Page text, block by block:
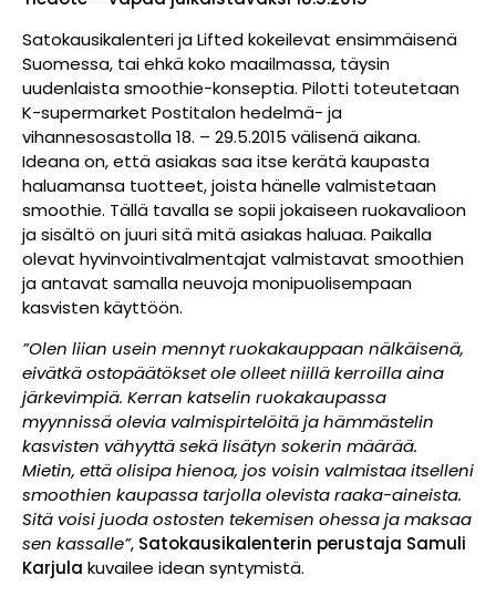
Satokausikalenteri ja Lifted kokeilevat ensimmäisenä
Suomessa, tai ehkä koko maailmassa, täysin
uudenlaista smoothie-konseptia. Pilotti toteutetaan
K-supermarket Postitalon hedelmä- ja
vihannesosastolla 18. – 29.5.2015 välisenä aikana.
Ideana on, että asiakas saa itse kerätä kaupasta
haluamansa tuotteet, joista hänelle valmistetaan
smoothie. Tällä tavalla se sopii jokaiseen ruokavalioon
ja sisältö on juuri sitä mitä asiakas haluaa. Paikalla
olevat hyvinvointivalmentajat valmistavat smoothien
ja antavat samalla neuvoja monipuolisempaan
kasvisten käyttöön.
”Olen liian usein mennyt ruokakauppaan nälkäisenä,
eivätkä ostopäätökset ole olleet niillä kerroilla aina
järkevimpiä. Kerran katselin ruokakaupassa
myynnissä olevia valmispirtelöitä ja hämmästelin
kasvisten vähyyttä sekä lisätyn sokerin määrää.
Mietin, että olisipa hienoa, jos voisin valmistaa itselleni
smoothien kaupassa tarjolla olevista raaka-aineista.
Sitä voisi juoda ostosten tekemisen ohessa ja maksaa
sen kassalle”, Satokausikalenterin perustaja Samuli
Karjula kuvailee idean syntymistä.